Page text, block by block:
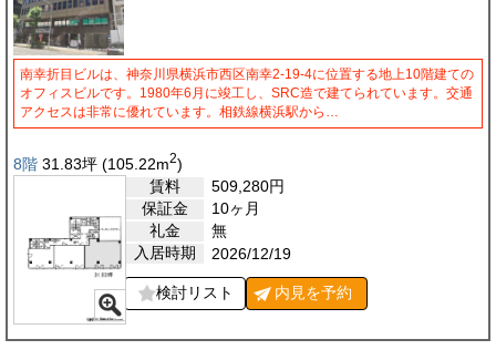
南幸折目ビルは、神奈川県横浜市西区南幸2-19-4に位置する地上10階建ての
オフィスビルです。1980年6月に竣工し、SRC造で建てられています。交通
アクセスは非常に優れています。相鉄線横浜駅から…
8階 31.83坪 (105.22m2)
賃料
509,280円
保証金
10ヶ月
礼金
無
入居時期
2026/12/19
検討リスト 内見を予約